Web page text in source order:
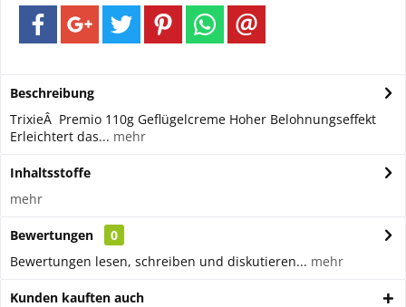
Beschreibung
TrixieÂ Premio 110g Geflügelcreme Hoher Belohnungseffekt
Erleichtert das... mehr
Inhaltsstoffe
mehr
Bewertungen
0
Bewertungen lesen, schreiben und diskutieren... mehr
Kunden kauften auch